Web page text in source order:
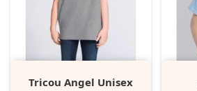
Tricou Angel Unisex